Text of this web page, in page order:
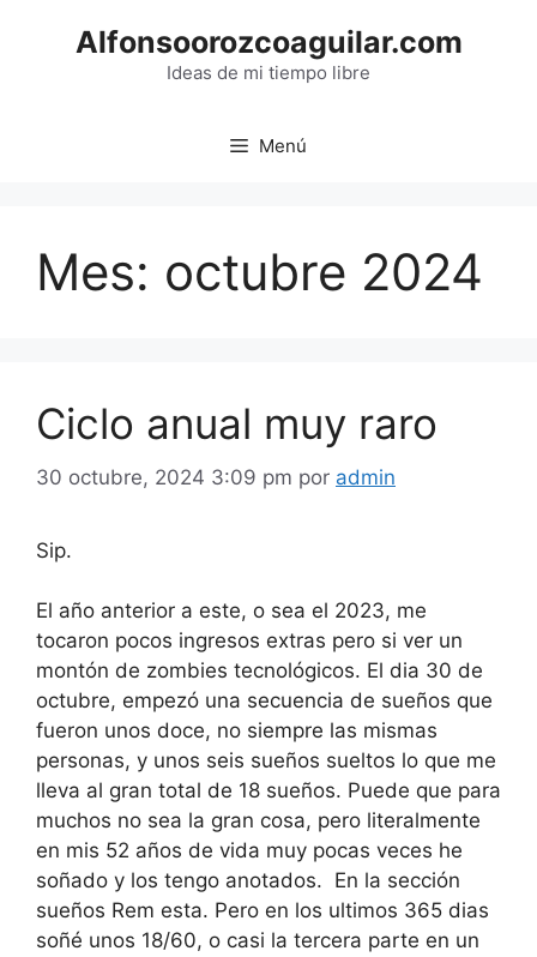
Alfonsoorozcoaguilar.com
Ideas de mi tiempo libre
Menú
Mes: octubre 2024
Ciclo anual muy raro
30 octubre, 2024 3:09 pm por admin
Sip.
El año anterior a este, o sea el 2023, me
tocaron pocos ingresos extras pero si ver un
montón de zombies tecnológicos. El dia 30 de
octubre, empezó una secuencia de sueños que
fueron unos doce, no siempre las mismas
personas, y unos seis sueños sueltos lo que me
lleva al gran total de 18 sueños. Puede que para
muchos no sea la gran cosa, pero literalmente
en mis 52 años de vida muy pocas veces he
soñado y los tengo anotados. En la sección
sueños Rem esta. Pero en los ultimos 365 dias
soñé unos 18/60, o casi la tercera parte en un